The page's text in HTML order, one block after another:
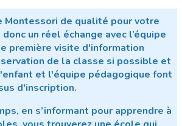
Montessori de qualité pour votre
un réel échange avec l’équipe
première visite d'information
de la classe si possible et
et l'équipe pédagogique font
d'inscription.
en s’informant pour apprendre à